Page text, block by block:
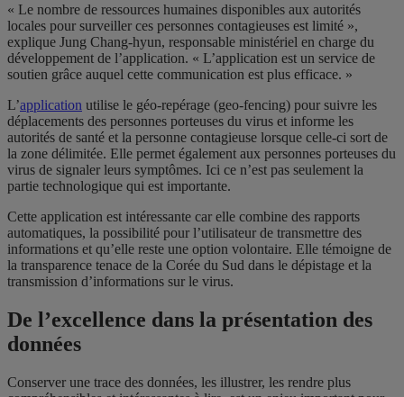
« Le nombre de ressources humaines disponibles aux autorités
locales pour surveiller ces personnes contagieuses est limité »,
explique Jung Chang-hyun, responsable ministériel en charge du
développement de l’application. « L’application est un service de
soutien grâce auquel cette communication est plus efficace. »
L’application utilise le géo-repérage (geo-fencing) pour suivre les
déplacements des personnes porteuses du virus et informe les
autorités de santé et la personne contagieuse lorsque celle-ci sort de
la zone délimitée. Elle permet également aux personnes porteuses du
virus de signaler leurs symptômes. Ici ce n’est pas seulement la
partie technologique qui est importante.
Cette application est intéressante car elle combine des rapports
automatiques, la possibilité pour l’utilisateur de transmettre des
informations et qu’elle reste une option volontaire. Elle témoigne de
la transparence tenace de la Corée du Sud dans le dépistage et la
transmission d’informations sur le virus.
De l’excellence dans la présentation des
données
Conserver une trace des données, les illustrer, les rendre plus